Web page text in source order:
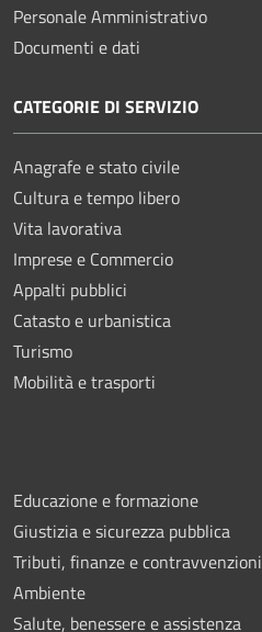
Personale Amministrativo
Documenti e dati
CATEGORIE DI SERVIZIO
Anagrafe e stato civile
Cultura e tempo libero
Vita lavorativa
Imprese e Commercio
Appalti pubblici
Catasto e urbanistica
Turismo
Mobilità e trasporti
Educazione e formazione
Giustizia e sicurezza pubblica
Tributi, finanze e contravvenzioni
Ambiente
Salute, benessere e assistenza